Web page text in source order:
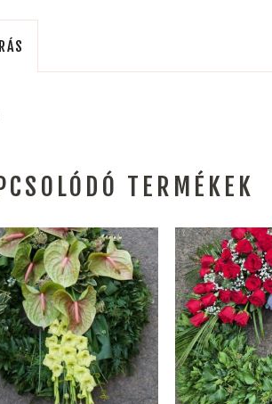
TERMÉKEK